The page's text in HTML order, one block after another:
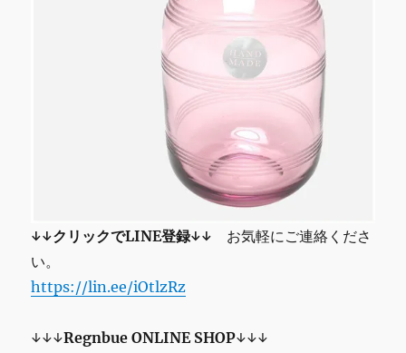
↓↓クリックでLINE登録↓↓ お気軽にご連絡くださ
い。
https://lin.ee/iOtlzRz
↓↓↓RegnbueONLINE SHOP↓↓↓